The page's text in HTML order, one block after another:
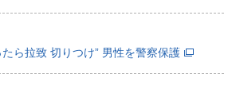
ら拉致 切りつけ” 男性を警察保護